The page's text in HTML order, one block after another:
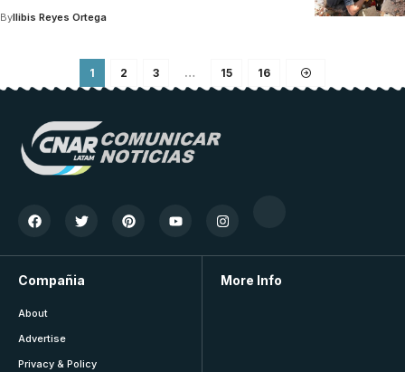
ByIlibis Reyes Ortega
1 2 3 … 15 16
Compañia
About
Advertise
Privacy & Policy
More Info